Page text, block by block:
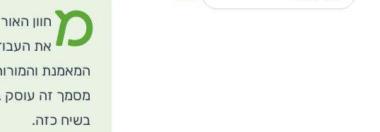
מ חוון
את
המאמנת
מסמך זה עוסק
בשיח כזה.